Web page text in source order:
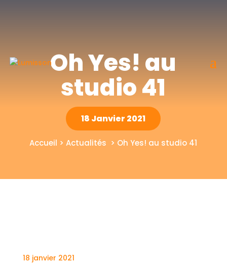
Oh Yes! au
studio 41
18 Janvier 2021
Accueil > Actualités > Oh Yes! au studio 41
18 janvier 2021